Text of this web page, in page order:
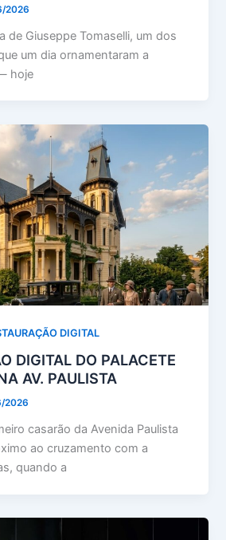
2026
de Giuseppe Tomaselli, um dos
um dia ornamentaram a
hoje
DIGITAL
DIGITAL DO PALACETE
AV. PAULISTA
2026
casarão da Avenida Paulista
ao cruzamento com a
quando a